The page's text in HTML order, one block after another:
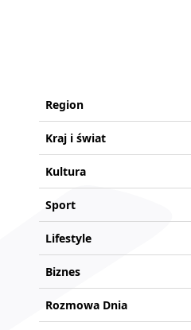
Region
Kraj i świat
Kultura
Sport
Lifestyle
Biznes
Rozmowa Dnia